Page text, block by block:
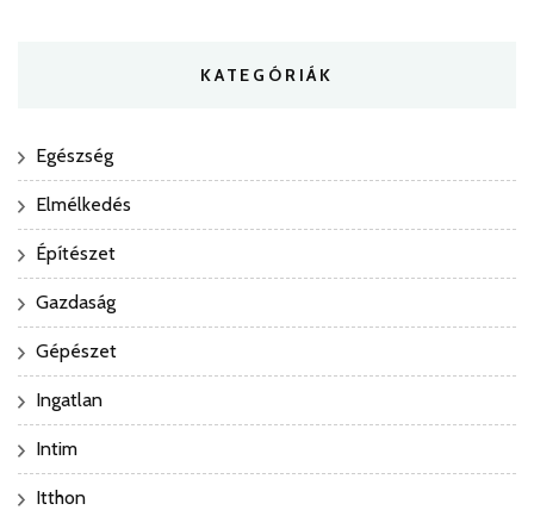
KATEGÓRIÁK
Egészség
Elmélkedés
Építészet
Gazdaság
Gépészet
Ingatlan
Intim
Itthon